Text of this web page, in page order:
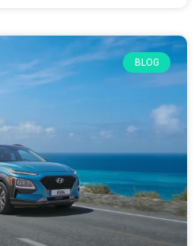
BLOG